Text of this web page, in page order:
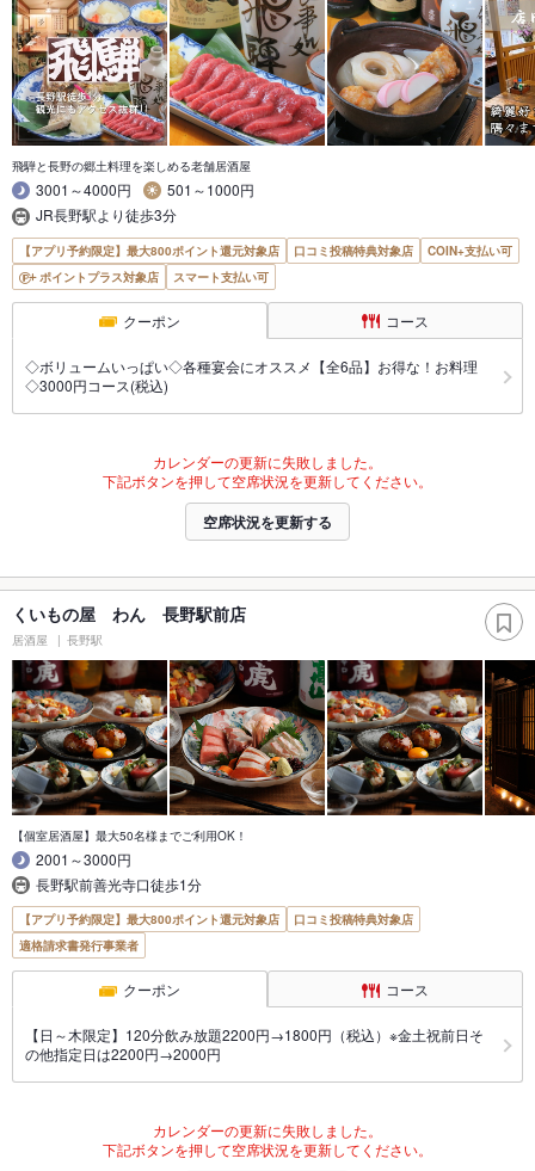
飛騨と長野の郷土料理を楽しめる老舗居酒屋
3001～4000円
501～1000円
JR長野駅より徒歩3分
【アプリ予約限定】最大800ポイント還元対象店 口コミ投稿特典対象店
COIN+支払い可
ポイントプラス対象店
スマート支払い可
クーポン コース
◇ボリュームいっぱい◇各種宴会にオススメ【全6品】お得な！お料理
◇3000円コース(税込)
カレンダーの更新に失敗しました。
下記ボタンを押して空席状況を更新してください。
空席状況を更新する
くいもの屋 わん 長野駅前店
居酒屋 長野駅
【個室居酒屋】最大50名様までご利用OK！
2001～3000円
長野駅前善光寺口徒歩1分
【アプリ予約限定】最大800ポイント還元対象店
口コミ投稿特典対象店
適格請求書発行事業者
クーポン コース
【日～木限定】120分飲み放題2200円→1800円（税込）※金土祝前日そ
の他指定日は2200円→2000円
カレンダーの更新に失敗しました。
下記ボタンを押して空席状況を更新してください。